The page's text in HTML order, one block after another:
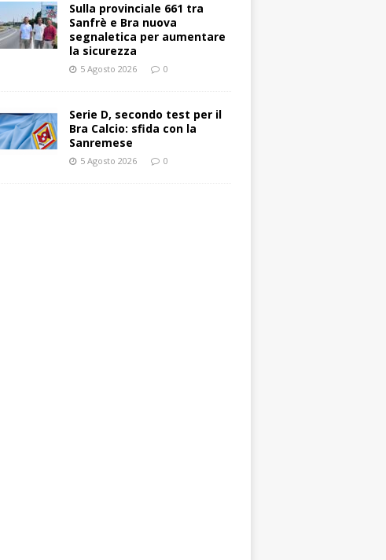
Sulla provinciale 661 tra
Sanfrè e Bra nuova
segnaletica per aumentare
la sicurezza
5 Agosto 2026 0
Serie D, secondo test per il
Bra Calcio: sfida con la
Sanremese
5 Agosto 2026 0